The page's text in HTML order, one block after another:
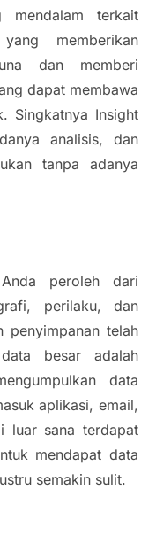
mendalam terkait
memberikan
dan memberi
dapat membawa
Singkatnya Insight
analisis, dan
tanpa adanya
peroleh dari
perilaku, dan
penyimpanan telah
besar adalah
data
aplikasi, email,
luar sana terdapat
mendapat data
semakin sulit.